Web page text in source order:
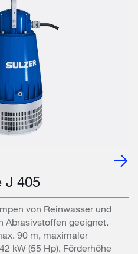
J 405
von Reinwasser und
Abrasivstoffen geeignet.
90 m, maximaler
kW (55 Hp). Förderhöhe